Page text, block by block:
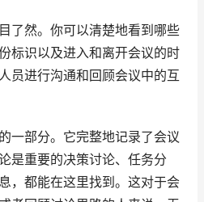
了然。你可以清楚地看到哪些
标识以及进入和离开会议的时
员进行沟通和回顾会议中的互
一部分。它完整地记录了会议
是重要的决策讨论、任务分
，都能在这里找到。这对于会